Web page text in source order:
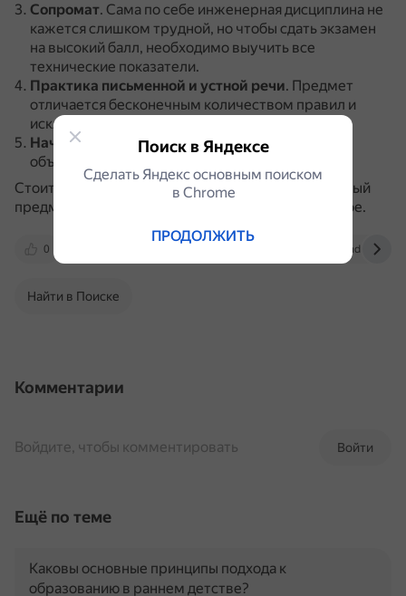
Сопромат. Сама по себе инженерная дисциплина не
кажется слишком трудной, но чтобы сдать экзамен
на высокий балл, необходимо выучить все
технические показатели.
Практика письменной и устной речи. Предмет
отличается бесконечным количеством правил и
исключений.
Начертательная геометрия.Наука исследует
объекты трёхмерного пространства.
Стоит учитывать, что определение «самый сложный
предмет» довольно абстрактное и индивидуальное.
0 yandex.ru
Найти в Поиске
Комментарии
Войти
Войдите, чтобы комментировать
Ещё по теме
Каковы основные принципы подхода к
образованию в раннем детстве?
Поиск в Яндексе
Сделать Яндекс основным поиском
в Сhrome
ПРОДОЛЖИТЬ